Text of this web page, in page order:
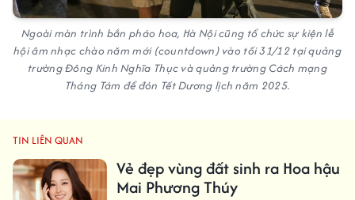
Ngoài màn trình bắn pháo hoa, Hà Nội cũng tổ chức sự kiện lễ
hội âm nhạc chào năm mới (countdown) vào tối 31/12 tại quảng
trường Đông Kinh Nghĩa Thục và quảng trường Cách mạng
Tháng Tám để đón Tết Dương lịch năm 2025.
TIN LIÊN QUAN
Vẻ đẹp vùng đất sinh ra Hoa hậu
Mai Phương Thúy